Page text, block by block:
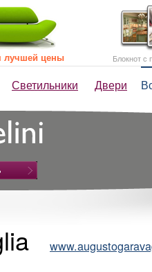
Светильники Двери
лучшей цены Блокнот с